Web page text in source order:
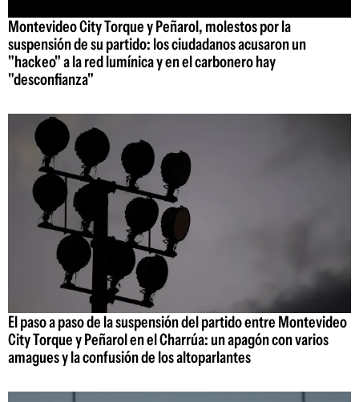
Montevideo City Torque y Peñarol, molestos por la
suspensión de su partido: los ciudadanos acusaron un
"hackeo" a la red lumínica y en el carbonero hay
"desconfianza"
El paso a paso de la suspensión del partido entre Montevideo
City Torque y Peñarol en el Charrúa: un apagón con varios
amagues y la confusión de los altoparlantes